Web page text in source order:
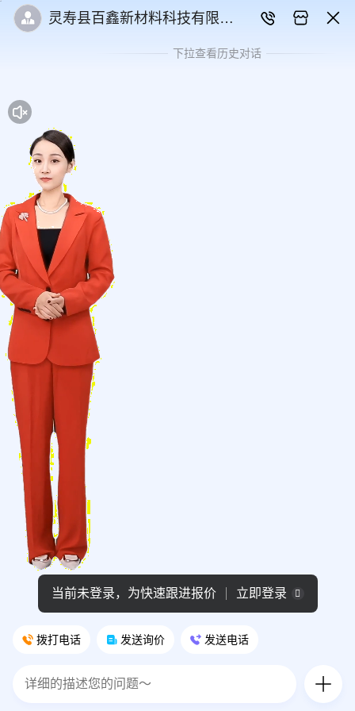
灵寿县百鑫新材料科技有限公
下拉查看历史对话
拨打电话 发送询价 发送电话
当前未登录，为快速跟进报价 立即登录